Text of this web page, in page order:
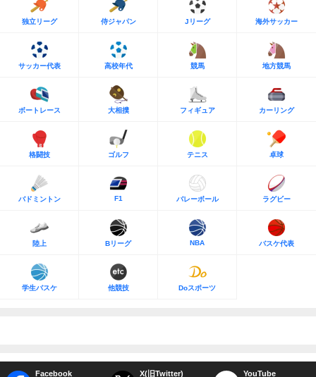
独立リーグ 侍ジャパン Jリーグ 海外サッカー
サッカー代表 高校年代 競馬 地方競馬
ボートレース 大相撲 フィギュア カーリング
格闘技 ゴルフ テニス 卓球
バドミントン F1 バレーボール ラグビー
陸上 Bリーグ NBA バスケ代表
学生バスケ 他競技 Doスポーツ
Facebook X(旧Twitter) YouTube